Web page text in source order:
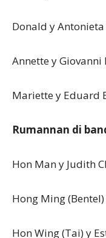
Donald y
Annette y
Mariette y Eduard
Rumannan di
Hon Man y Judith
Hong Ming
Hon Wing (Tai) y